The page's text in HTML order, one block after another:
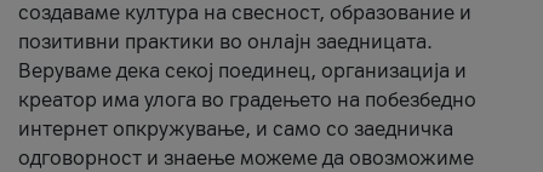
создаваме култура на свесност, образование и
позитивни практики во онлајн заедницата.
Веруваме дека секој поединец, организација и
креатор има улога во градењето на побезбедно
интернет опкружување, и само со заедничка
одговорност и знаење можеме да овозможиме